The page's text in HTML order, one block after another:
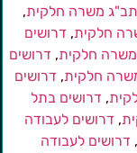
משרה חלקית,
חלקית,דרושים
חלקית,דרושים
חלקית,דרושים
,דרושים בתל
,דרושים לעבודה
דרושים לעבודה